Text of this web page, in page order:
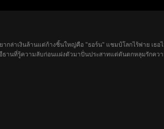
กล่าเงินล้านแต่ก้างชิ้นใหญ่คือ "ธอร์น" แชมป์โลกไร้พ่าย เธ
านที่รู้ความลับก่อนแฝงตัวมาปั่นประสาทแต่ดันตกหลุมรักควา